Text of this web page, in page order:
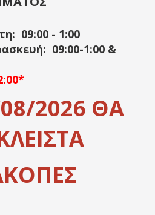
09:00 - 1:00
09:00-1:00 &
2026 ΘΑ